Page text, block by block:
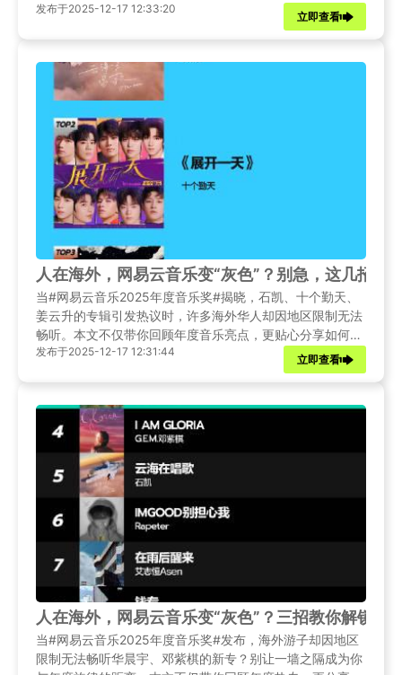
发布于2025-12-17 12:33:20
立即查看
人在海外，网易云音乐变“灰色”？别急，这几招让
当#网易云音乐2025年度音乐奖#揭晓，石凯、十个勤天、
姜云升的专辑引发热议时，许多海外华人却因地区限制无法
畅听。本文不仅带你回顾年度音乐亮点，更贴心分享如何跨
越地理鸿沟，解决播放失败、歌词不同步等烦恼，让你无论
发布于2025-12-17 12:31:44
立即查看
人在海外，网易云音乐变“灰色”？三招教你解锁年
当#网易云音乐2025年度音乐奖#发布，海外游子却因地区
限制无法畅听华晨宇、邓紫棋的新专？别让一墙之隔成为你